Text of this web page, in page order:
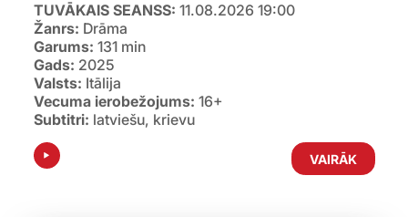
TUVĀKAIS SEANSS: 11.08.2026 19:00
Žanrs: Drāma
Garums: 131 min
Gads: 2025
Valsts: Itālija
Vecuma ierobežojums: 16+
Subtitri: latviešu, krievu
VAIRĀK